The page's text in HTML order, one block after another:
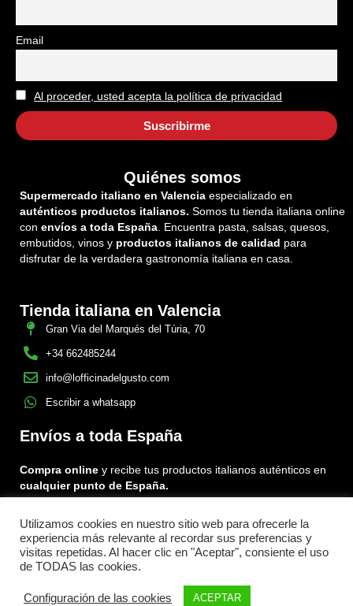
Email
Al proceder, usted acepta la política de privacidad
Quiénes somos
Supermercado italiano en Valencia especializado en
auténticos productos italianos. Somos tu tienda italiana online
con envíos a toda España. Encuentra pasta, salsas, quesos,
embutidos, vinos y productos italianos de calidad para
disfrutar de la verdadera gastronomía italiana en casa.
Tienda italiana en Valencia
Gran Via del Marqués del Túria, 70
+34 662485244
info@lofficinadelgusto.com
Escribir a whatsapp
Envíos a toda España
Compra online y recibe tus productos italianos auténticos en
cualquier punto de España.
Encuéntranos en:
FacebookInstagram
Tiktok
Menu
Utilizamos cookies en nuestro sitio web para ofrecerle la
experiencia más relevante al recordar sus preferencias y
visitas repetidas. Al hacer clic en "Aceptar", consiente el uso
de TODAS las cookies.
Configuración de las cookies ACEPTAR